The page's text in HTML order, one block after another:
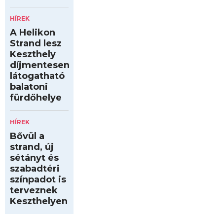
HÍREK
A Helikon
Strand lesz
Keszthely
díjmentesen
látogatható
balatoni
fürdőhelye
HÍREK
Bővül a
strand, új
sétányt és
szabadtéri
színpadot is
terveznek
Keszthelyen